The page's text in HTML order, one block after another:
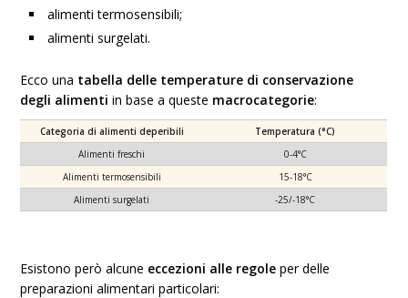
alimenti termosensibili;
alimenti surgelati.
Ecco una tabella delle temperature di conservazione
degli alimenti in base a queste macrocategorie:
Categoria di alimenti deperibili
Temperatura (°C)
Alimenti freschi
0-4°C
Alimenti termosensibili
15-18°C
Alimenti surgelati
-25/-18°C
Esistono però alcune eccezioni alle regole per delle
preparazioni alimentari particolari: